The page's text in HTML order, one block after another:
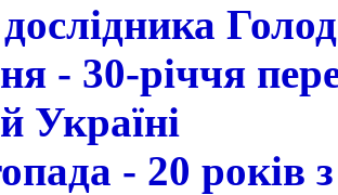
- 30-річчя
Україні
- 20 років